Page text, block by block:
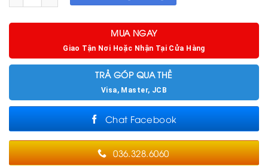
MUA NGAY
Giao Tận Nơi Hoặc Nhận Tại Cửa Hàng
TRẢ GÓP QUA THẺ
Visa, Master, JCB
Chat Facebook
036.328.6060